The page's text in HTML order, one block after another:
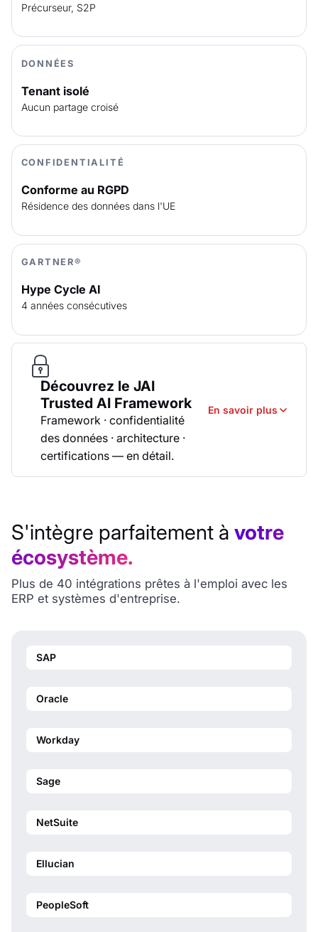
Précurseur, S2P
DONNÉES
Tenant isolé
Aucun partage croisé
CONFIDENTIALITÉ
Conforme au RGPD
Résidence des données dans l'UE
GARTNER®
Hype Cycle AI
4 années consécutives
Découvrez le JAI
Trusted AI Framework
Framework · confidentialité
des données · architecture ·
certifications — en détail.
En savoir plus
S'intègre parfaitement à votre
écosystème.
Plus de 40 intégrations prêtes à l'emploi avec les
ERP et systèmes d'entreprise.
SAP
Oracle
Workday
Sage
NetSuite
Ellucian
PeopleSoft